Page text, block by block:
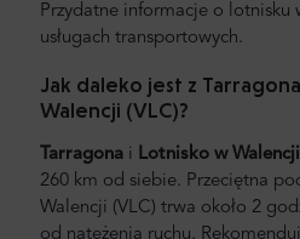
Przydatne informacje o lotnisku
usługach transportowych.
Jak daleko jest z
Walencji (VLC)?
Tarragona i Lotnisko w
260 km od siebie. Przeciętna
Walencji (VLC) trwa około 2
od natężenia ruchu.